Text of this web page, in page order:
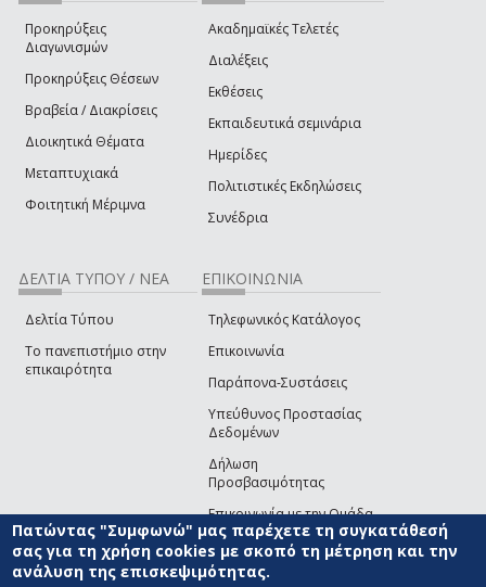
Προκηρύξεις
Διαγωνισμών
Προκηρύξεις Θέσεων
Βραβεία / Διακρίσεις
Διοικητικά Θέματα
Μεταπτυχιακά
Φοιτητική Μέριμνα
Ακαδημαϊκές Τελετές
Διαλέξεις
Εκθέσεις
Εκπαιδευτικά σεμινάρια
Ημερίδες
Πολιτιστικές Εκδηλώσεις
Συνέδρια
ΔΕΛΤΙΑ ΤΥΠΟΥ / ΝΕΑ
Δελτία Τύπου
Το πανεπιστήμιο στην
επικαιρότητα
ΕΠΙΚΟΙΝΩΝΙΑ
Τηλεφωνικός Κατάλογος
Επικοινωνία
Παράπονα-Συστάσεις
Υπεύθυνος Προστασίας
Δεδομένων
Δήλωση
Προσβασιμότητας
Επικοινωνία με την Ομάδα
Ανάπτυξης του site(link sends e-mail)
© ΠΑΝΕΠΙΣΤΗΜΙΟ ΑΙΓΑΙΟΥ ΟΡΟΙ ΧΡΗΣΗΣ
Πατώντας "Συμφωνώ" μας παρέχετε τη συγκατάθεσή
σας για τη χρήση cookies με σκοπό τη μέτρηση και την
ανάλυση της επισκεψιμότητας.